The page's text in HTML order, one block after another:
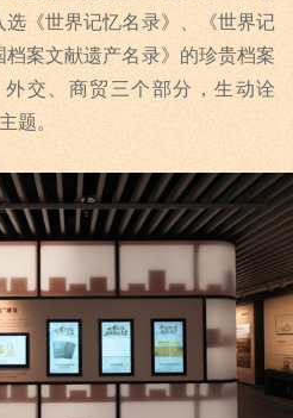
《世界记忆名录》、《世界记
案文献遗产名录》的珍贵档案
交、商贸三个部分，生动诠
题。